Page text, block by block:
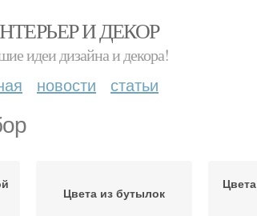
И ДЕКОР
идеи дизайна и декора!
новости статьи
Цвета из бутылок